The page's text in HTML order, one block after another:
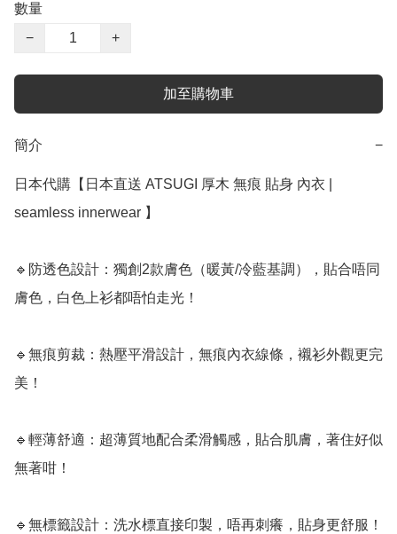
數量
−
+
加至購物車
簡介 −
日本代購【日本直送 ATSUGI 厚木 無痕 貼身 內衣 |
seamless innerwear 】
🔹防透色設計：獨創2款膚色（暖黃/冷藍基調），貼合唔同
膚色，白色上衫都唔怕走光！
🔹無痕剪裁：熱壓平滑設計，無痕內衣線條，襯衫外觀更完
美！
🔹輕薄舒適：超薄質地配合柔滑觸感，貼合肌膚，著住好似
無著咁！
🔹無標籤設計：洗水標直接印製，唔再刺癢，貼身更舒服！